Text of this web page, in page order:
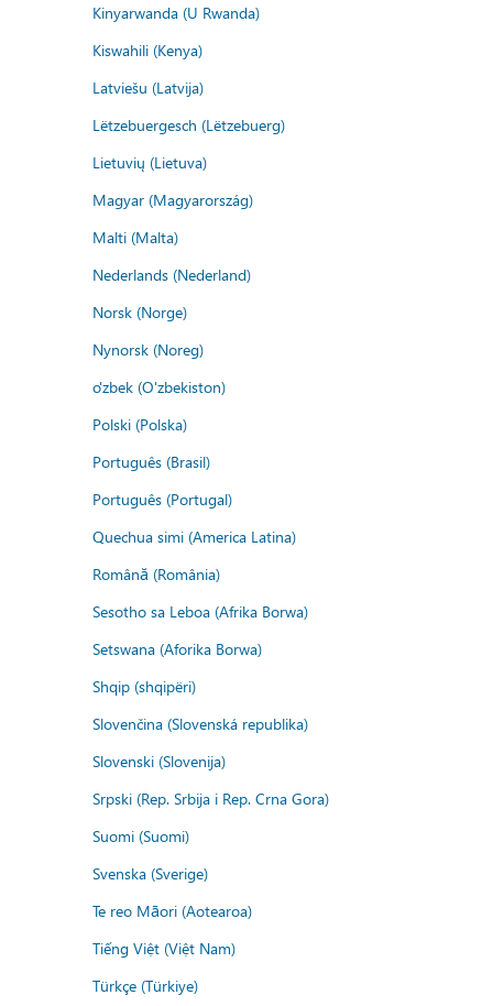
Kinyarwanda (U Rwanda)
Kiswahili (Kenya)
Latviešu (Latvija)
Lëtzebuergesch (Lëtzebuerg)
Lietuvių (Lietuva)
Magyar (Magyarország)
Malti (Malta)
Nederlands (Nederland)
Norsk (Norge)
Nynorsk (Noreg)
o'zbek (O'zbekiston)
Polski (Polska)
Português (Brasil)
Português (Portugal)
Quechua simi (America Latina)
Română (România)
Sesotho sa Leboa (Afrika Borwa)
Setswana (Aforika Borwa)
Shqip (shqipëri)
Slovenčina (Slovenská republika)
Slovenski (Slovenija)
Srpski (Rep. Srbija i Rep. Crna Gora)
Suomi (Suomi)
Svenska (Sverige)
Te reo Māori (Aotearoa)
Tiếng Việt (Việt Nam)
Türkçe (Türkiye)